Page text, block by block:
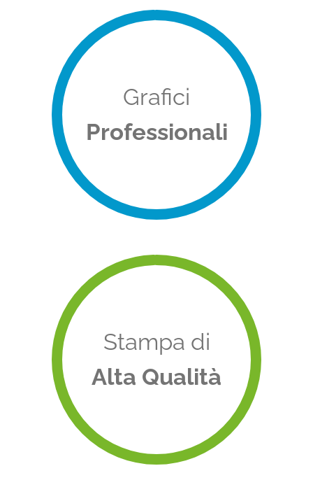
Grafici
Professionali
Stampa di
Alta Qualità